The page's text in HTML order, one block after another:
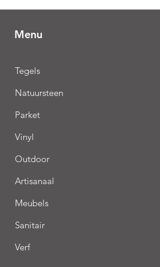
Menu
Tegels
Natuursteen
Parket
Vinyl
Outdoor
Artisanaal
Meubels
Sanitair
Verf